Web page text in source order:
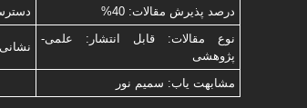
درصد پذیرش مقالات: 40%
نوع مقالات: قابل انتشار: علمی-
پژوهشی
مشابهت ياب: سميم نور